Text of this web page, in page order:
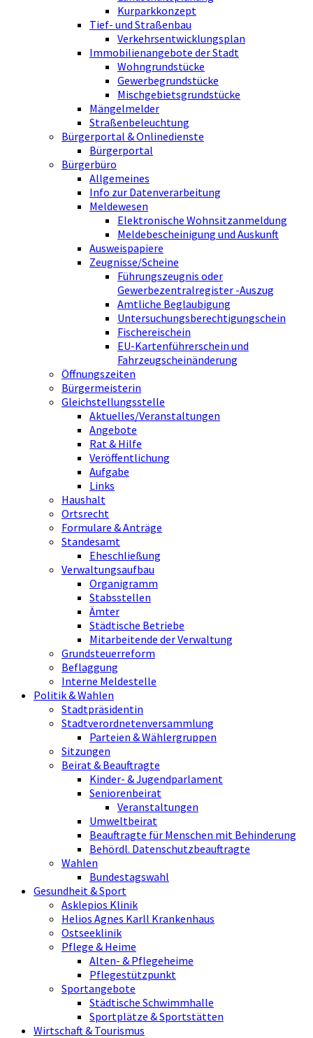
Kurparkkonzept
Tief- und Straßenbau
Verkehrsentwicklungsplan
Immobilienangebote der Stadt
Wohngrundstücke
Gewerbegrundstücke
Mischgebietsgrundstücke
Mängelmelder
Straßenbeleuchtung
Bürgerportal & Onlinedienste
Bürgerportal
Bürgerbüro
Allgemeines
Info zur Datenverarbeitung
Meldewesen
Elektronische Wohnsitzanmeldung
Meldebescheinigung und Auskunft
Ausweispapiere
Zeugnisse/Scheine
Führungszeugnis oder
Gewerbezentralregister -Auszug
Amtliche Beglaubigung
Untersuchungsberechtigungschein
Fischereischein
EU-Kartenführerschein und
Fahrzeugscheinänderung
Öffnungszeiten
Bürgermeisterin
Gleichstellungsstelle
Aktuelles/Veranstaltungen
Angebote
Rat & Hilfe
Veröffentlichung
Aufgabe
Links
Haushalt
Ortsrecht
Formulare & Anträge
Standesamt
Eheschließung
Verwaltungsaufbau
Organigramm
Stabsstellen
Ämter
Städtische Betriebe
Mitarbeitende der Verwaltung
Grundsteuerreform
Beflaggung
Interne Meldestelle
Politik & Wahlen
Stadtpräsidentin
Stadtverordnetenversammlung
Parteien & Wählergruppen
Sitzungen
Beirat & Beauftragte
Kinder- & Jugendparlament
Seniorenbeirat
Veranstaltungen
Umweltbeirat
Beauftragte für Menschen mit Behinderung
Behördl. Datenschutzbeauftragte
Wahlen
Bundestagswahl
Gesundheit & Sport
Asklepios Klinik
Helios Agnes Karll Krankenhaus
Ostseeklinik
Pflege & Heime
Alten- & Pflegeheime
Pflegestützpunkt
Sportangebote
Städtische Schwimmhalle
Sportplätze & Sportstätten
Wirtschaft & Tourismus